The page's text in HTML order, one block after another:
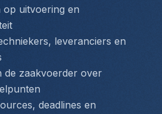
op uitvoering en
leveranciers en
de zaakvoerder over
deadlines en